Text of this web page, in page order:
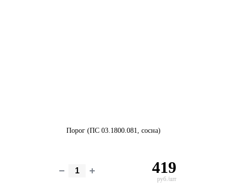
Порог (ПС 03.1800.081, сосна)
419
руб./шт